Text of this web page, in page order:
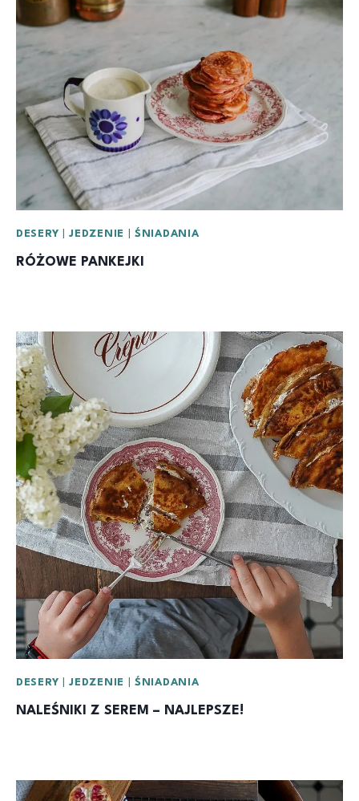
DESERY |JEDZENIE |ŚNIADANIA
RÓŻOWE PANKEJKI
DESERY |JEDZENIE |ŚNIADANIA
NALEŚNIKI Z SEREM – NAJLEPSZE!